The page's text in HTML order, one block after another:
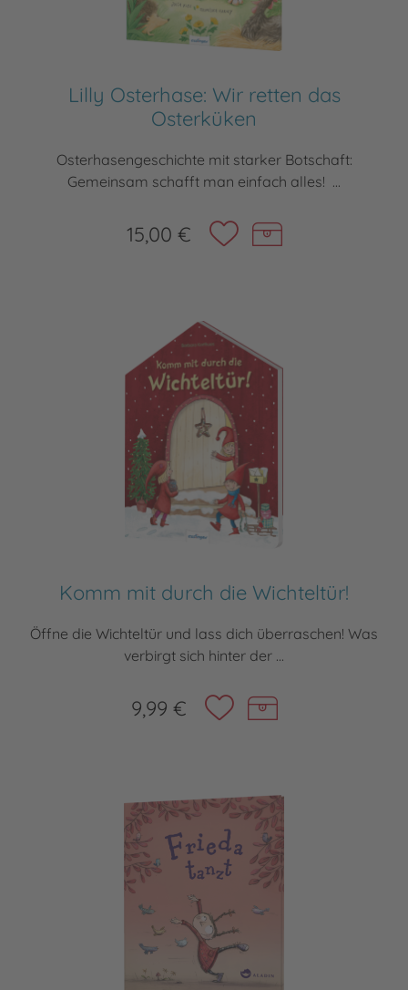
Lilly Osterhase: Wir retten das
Osterküken
Osterhasengeschichte mit starker Botschaft:
Gemeinsam schafft man einfach alles! ...
15,00 €
Komm mit durch die Wichteltür!
Öffne die Wichteltür und lass dich überraschen! Was
verbirgt sich hinter der ...
9,99 €